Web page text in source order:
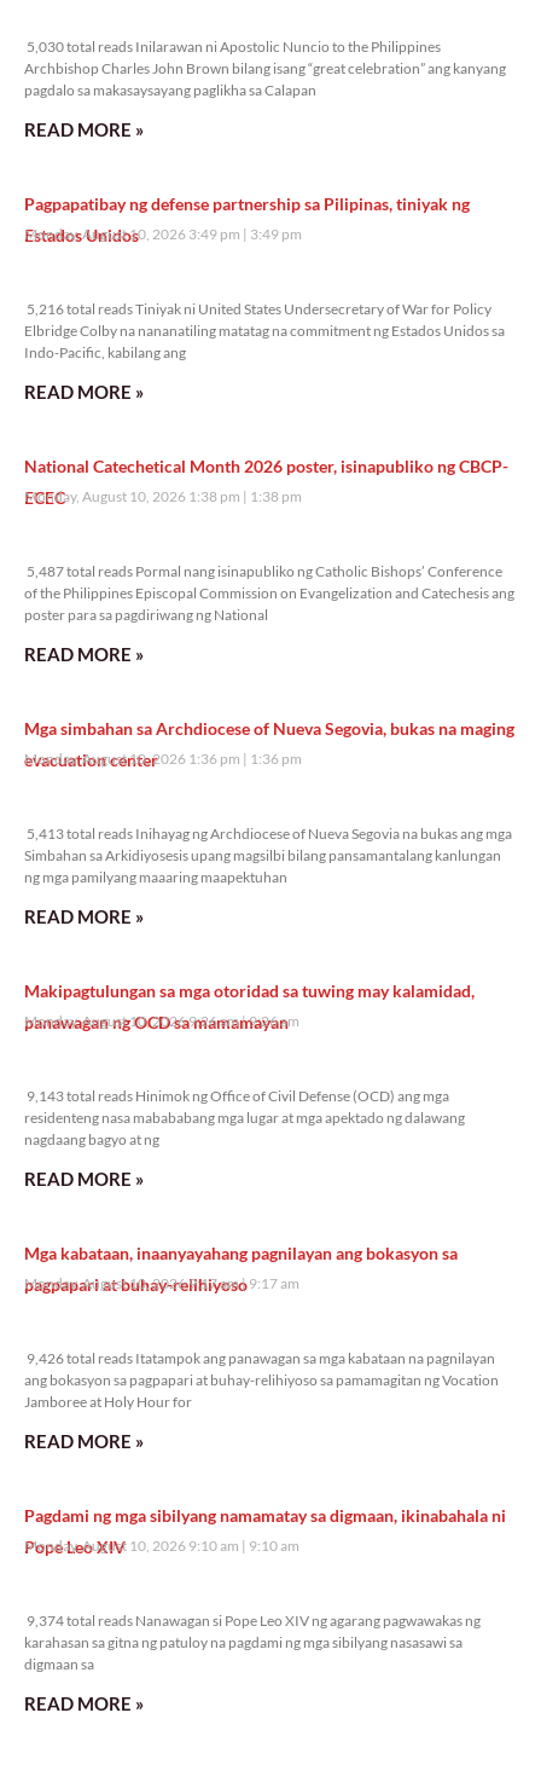
5,030 total reads Inilarawan ni Apostolic Nuncio to the Philippines
Archbishop Charles John Brown bilang isang “great celebration” ang kanyang
pagdalo sa makasaysayang paglikha sa Calapan
READ MORE »
Pagpapatibay ng defense partnership sa Pilipinas, tiniyak ng
Estados Unidos
Monday, August 10, 2026 3:49 pm 3:49 pm
5,216 total reads Tiniyak ni United States Undersecretary of War for Policy
Elbridge Colby na nananatiling matatag na commitment ng Estados Unidos sa
Indo-Pacific, kabilang ang
READ MORE »
National Catechetical Month 2026 poster, isinapubliko ng CBCP-
ECEC
Monday, August 10, 2026 1:38 pm 1:38 pm
5,487 total reads Pormal nang isinapubliko ng Catholic Bishops’ Conference
of the Philippines Episcopal Commission on Evangelization and Catechesis ang
poster para sa pagdiriwang ng National
READ MORE »
Mga simbahan sa Archdiocese of Nueva Segovia, bukas na maging
evacuation center
Monday, August 10, 2026 1:36 pm 1:36 pm
5,413 total reads Inihayag ng Archdiocese of Nueva Segovia na bukas ang mga
Simbahan sa Arkidiyosesis upang magsilbi bilang pansamantalang kanlungan
ng mga pamilyang maaaring maapektuhan
READ MORE »
Makipagtulungan sa mga otoridad sa tuwing may kalamidad,
panawagan ng OCD sa mamamayan
Monday, August 10, 2026 9:26 am 9:26 am
9,143 total reads Hinimok ng Office of Civil Defense (OCD) ang mga
residenteng nasa mabababang mga lugar at mga apektado ng dalawang
nagdaang bagyo at ng
READ MORE »
Mga kabataan, inaanyayahang pagnilayan ang bokasyon sa
pagpapari at buhay-relihiyoso
Monday, August 10, 2026 9:17 am 9:17 am
9,426 total reads Itatampok ang panawagan sa mga kabataan na pagnilayan
ang bokasyon sa pagpapari at buhay-relihiyoso sa pamamagitan ng Vocation
Jamboree at Holy Hour for
READ MORE »
Pagdami ng mga sibilyang namamatay sa digmaan, ikinabahala ni
Pope Leo XIV
Monday, August 10, 2026 9:10 am 9:10 am
9,374 total reads Nanawagan si Pope Leo XIV ng agarang pagwawakas ng
karahasan sa gitna ng patuloy na pagdami ng mga sibilyang nasasawi sa
digmaan sa
READ MORE »